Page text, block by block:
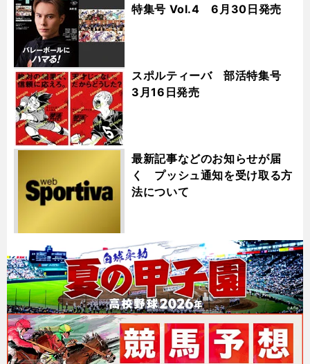
特集号 Vol.4 6月30日発売
スポルティーバ 部活特集号
3月16日発売
最新記事などのお知らせが届
く プッシュ通知を受け取る方
法について